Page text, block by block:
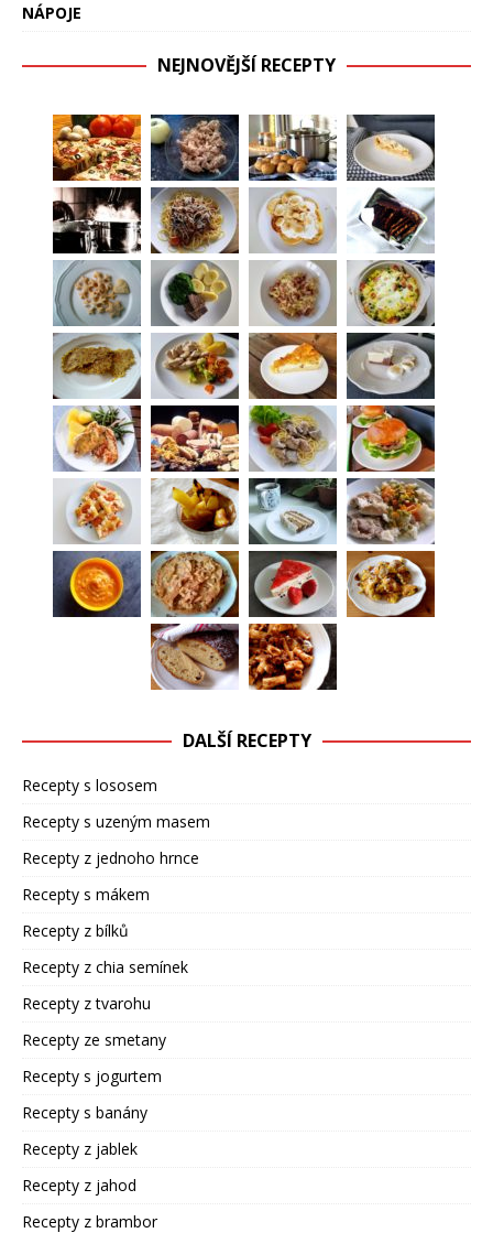
NÁPOJE
NEJNOVĚJŠÍ RECEPTY
DALŠÍ RECEPTY
Recepty s lososem
Recepty s uzeným masem
Recepty z jednoho hrnce
Recepty s mákem
Recepty z bílků
Recepty z chia semínek
Recepty z tvarohu
Recepty ze smetany
Recepty s jogurtem
Recepty s banány
Recepty z jablek
Recepty z jahod
Recepty z brambor